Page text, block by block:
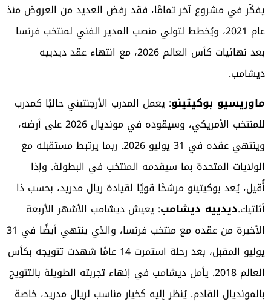
يفكّر في مشروع آخر تمامًا، فقد رفض العديد من العروض منذ
عام 2021، ويُخطط لتولي منصب المدير الفني لمنتخب فرنسا
بعد نهائيات كأس العالم 2026، مع انتهاء عقد ديدييه
ديشامب.
ماوريسيو بوكيتينو: يعمل المدرب الأرجنتيني حاليًا كمدرب
للمنتخب الأمريكي، وسيقوده في مونديال 2026 على أرضه،
وينتهي عقده في 31 يوليو 2026. ربما يرتبط مستقبله مع
الولايات المتحدة بما سيقدمه المنتخب في البطولة. وإذا
أُقيل، يُعد بوكيتينو مرشحًا قويًا لقيادة ريال مدريد، بحسب ذا
أثلتيك.ديدييه ديشامب: يعيش ديشامب الأشهر الأربعة
الأخيرة من عقده مع منتخب فرنسا، والذي ينتهي أيضًا في 31
يوليو المقبل، بعد رحلة استمرت 14 عامًا شهدت تتويجه بكأس
العالم 2018. يأمل ديشامب في إنهاء تجربته الطويلة بالتتويج
بالمونديال القادم. يُنظر إليه كخيار مناسب لريال مدريد، خاصة